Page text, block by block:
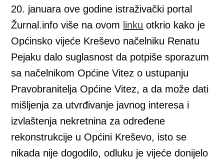
20. januara ove godine istraživački portal
Žurnal.info više na ovom linku otkrio kako je
Općinsko vijeće Kreševo načelniku Renatu
Pejaku dalo suglasnost da potpiše sporazum
sa načelnikom Općine Vitez o ustupanju
Pravobranitelja Općine Vitez, a da može dati
mišljenja za utvrđivanje javnog interesa i
izvlaštenja nekretnina za određene
rekonstrukcije u Općini Kreševo, isto se
nikada nije dogodilo, odluku je vijeće donijelo